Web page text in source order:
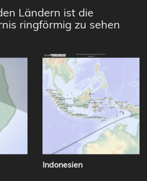
Ländern ist die
ringförmig zu sehen
Indonesien